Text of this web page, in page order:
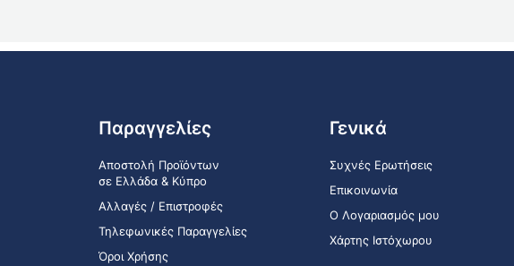
Παραγγελίες
Αποστολή Προϊόντων
σε Ελλάδα & Κύπρο
Αλλαγές / Επιστροφές
Τηλεφωνικές Παραγγελίες
Όροι Χρήσης
Γενικά
Συχνές Ερωτήσεις
Επικοινωνία
Ο Λογαριασμός μου
Χάρτης Ιστόχωρου